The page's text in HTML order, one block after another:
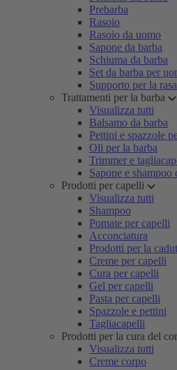
Prebarba
Rasoio
Rasoio da uomo
Sapone da barba
Schiuma da barba
Set da barba per
Supporto per la
Trattamenti per la barba
Visualizza tutti
Balsamo da barba
Pettini e spazzole
Oli per la barba
Trimmer e
Sapone e shampoo
Prodotti per capelli
Visualizza tutti
Shampoo
Pomate per capelli
Acconciatura
Prodotti per la
Creme per capelli
Cura per capelli
Gel per capelli
Pasta per capelli
Spazzole e pettini
Tagliacapelli
Prodotti per la cura del
Visualizza tutti
Creme corpo